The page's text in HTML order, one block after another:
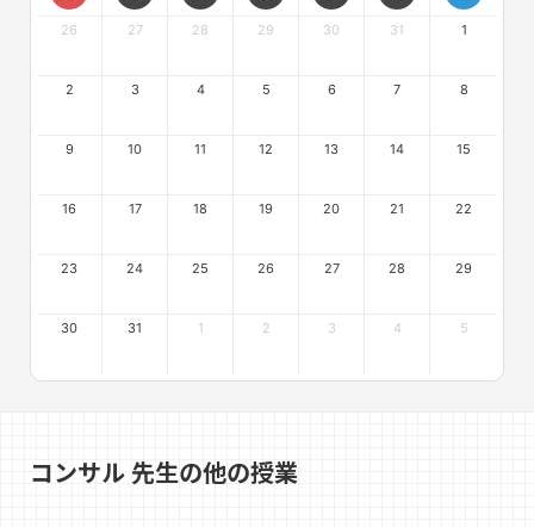
26 27 28 29 30 31 1
2 3 4 5 6 7 8
9 10 11 12 13 14 15
16 17 18 19 20 21 22
23 24 25 26 27 28 29
30 31 1 2 3 4 5
コンサル 先生の他の授業